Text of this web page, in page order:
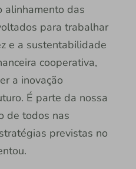
alinhamento das
para trabalhar
e a sustentabilidade
cooperativa,
a inovação
É parte da nossa
de todos nas
previstas no